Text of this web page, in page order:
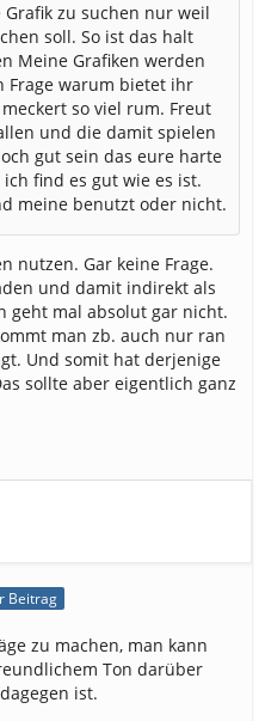
zu suchen nur weil
soll. So ist das halt
Meine Grafiken werden
Frage warum bietet ihr
so viel rum. Freut
und die damit spielen
gut sein das eure harte
find es gut wie es ist.
meine benutzt oder nicht.
nutzen. Gar keine Frage.
und damit indirekt als
geht mal absolut gar nicht.
man zb. auch nur ran
Und somit hat derjenige
sollte aber eigentlich ganz
Beitrag
zu machen, man kann
Ton darüber
ist.